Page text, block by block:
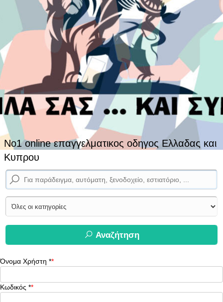
No1 online επαγγελματικος οδηγος Ελλαδας και
Κυπρου
Αναζήτηση
Όνομα Χρήστη *
Κωδικός *